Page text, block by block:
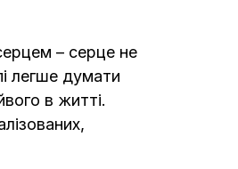
– серце не
легше думати
в житті.